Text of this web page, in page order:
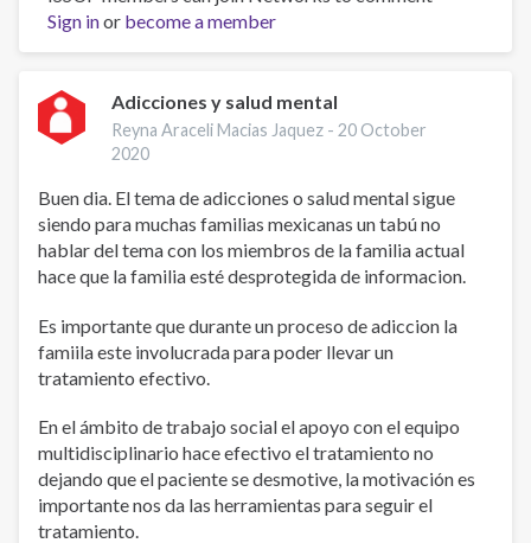
Mental
y
2020
Sign inor become a member
Adicciones y salud mental
Reyna Araceli Macias Jaquez -20 October
2020
Buen dia. El tema de adicciones o salud mental sigue
siendo para muchas familias mexicanas un tabú no
hablar del tema con los miembros de la familia actual
hace que la familia esté desprotegida de informacion.
Es importante que durante un proceso de adiccion la
famiila este involucrada para poder llevar un
tratamiento efectivo.
En el ámbito de trabajo social el apoyo con el equipo
multidisciplinario hace efectivo el tratamiento no
dejando que el paciente se desmotive, la motivación es
importante nos da las herramientas para seguir el
tratamiento.